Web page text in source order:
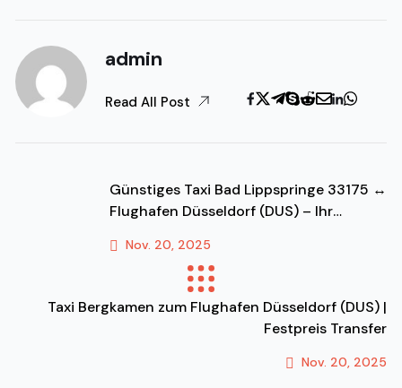
admin
Read All Post
Günstiges Taxi Bad Lippspringe 33175 ↔
Flughafen Düsseldorf (DUS) – Ihr
Nov. 20, 2025
Previous Post
Taxi Bergkamen zum Flughafen Düsseldorf (DUS) |
Festpreis Transfer
Nov. 20, 2025